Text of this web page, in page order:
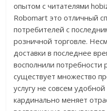
опытом с читателями
Robomart это отличный
потребителей с
розничной торговле.
доставки в последнее
восполнили
существует множество
услугу не совсем
кардинально меняет